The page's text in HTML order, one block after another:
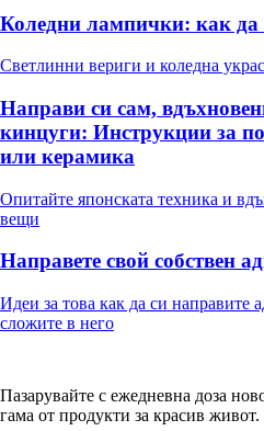
Коледни лампички: как да
Светлинни вериги и коледна
Направи си сам,
кинцуги: Инструкции за
или керамика
Опитайте японската техника и
вещи
Направете свой собствен
Идеи за това как да си направите
сложите в него
Пазарувайте с ежедневна доза
гама от продукти за красив живот.